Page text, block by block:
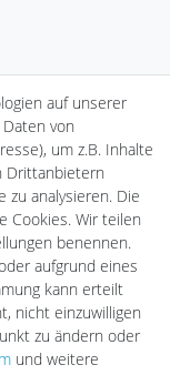
auf unserer
von
um z.B. Inhalte
Drittanbietern
zu analysieren. Die
Cookies. Wir teilen
benennen.
aufgrund eines
kann erteilt
nicht einzuwilligen
zu ändern oder
und weitere